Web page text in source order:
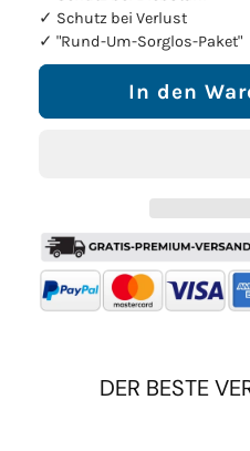
✓ Schutz bei Verlust
✓ "Rund-Um-Sorglos-Paket"
In den
DER BESTE